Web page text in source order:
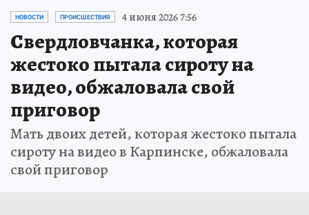
НОВОСТИ ПРОИСШЕСТВИЯ 4 июня 2026 7:56
Свердловчанка, которая
жестоко пытала сироту на
видео, обжаловала свой
приговор
Мать двоих детей, которая жестоко пытала
сироту на видео в Карпинске, обжаловала
свой приговор